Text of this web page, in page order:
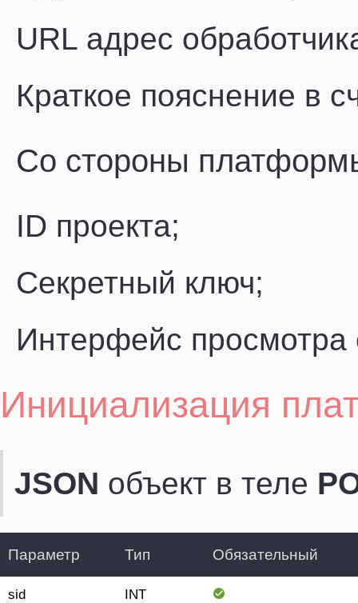
URL адрес
Краткое пояснение в
Со стороны
ID проекта;
Секретный ключ;
Интерфейс просмотра
Инициализация
JSON объект в теле
Параметр Тип Обязательный
sid INT